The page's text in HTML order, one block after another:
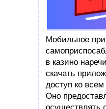
Мобильное
в казино
скачать
доступ ко
Оно
осуществлять